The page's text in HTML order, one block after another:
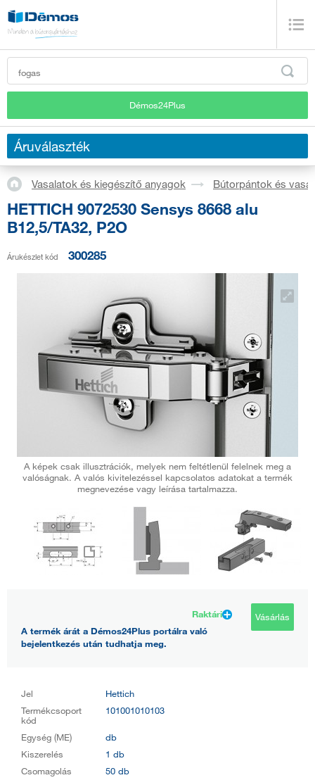
Démos24Plus
Áruválaszték
Vasalatok és kiegészítő anyagok Bútorpántok és
HETTICH 9072530 Sensys 8668 alu
B12,5/TA32, P2O
Árukészlet kód 300285
A képek csak illusztrációk, melyek nem feltétlenül felelnek meg a
valóságnak. A valós kivitelezéssel kapcsolatos adatokat a termék
megnevezése vagy leírása tartalmazza.
Raktári
A termék árát a Démos24Plus portálra való
bejelentkezés után tudhatja meg.
Vásárlás
Jel
Hettich
Termékcsoport
kód
101001010103
Egység (ME)
db
Kiszerelés
1 db
Csomagolás
50 db